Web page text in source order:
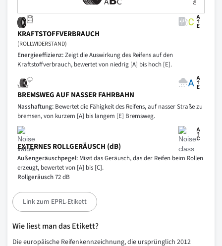
KRAFTSTOFFVERBRAUCH
(ROLLWIDERSTAND)
Energieeffizienz:Zeigt die Auswirkung des Reifens auf den
Kraftstoffverbrauch, bewertet von niedrig [A] bis hoch [E].
BREMSWEG AUF NASSER FAHRBAHN
Nasshaftung: Bewertet die Fähigkeit des Reifens, auf nasser Straße zu
bremsen, von kurzem [A] bis langem [E] Bremsweg.
EXTERNES ROLLGERÄUSCH (dB)
Außengeräuschpegel: Misst das Geräusch, das der Reifen beim Rollen
erzeugt, bewertet von [A] bis [C].
Rollgeräusch72 dB
Link zum EPRL-Etikett
Wie liest man das Etikett?
Die europäische Reifenkennzeichnung, die ursprünglich 2012